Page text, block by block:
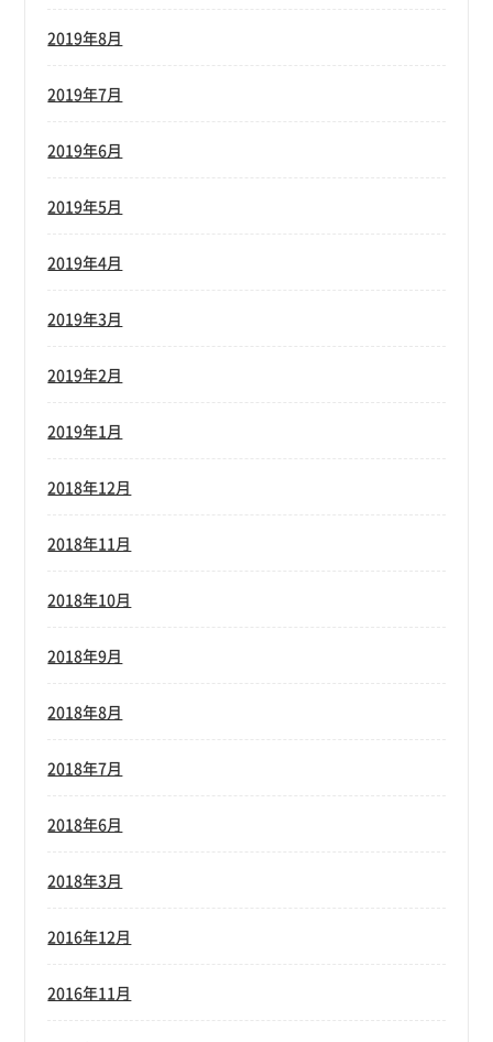
2019年8月
2019年7月
2019年6月
2019年5月
2019年4月
2019年3月
2019年2月
2019年1月
2018年12月
2018年11月
2018年10月
2018年9月
2018年8月
2018年7月
2018年6月
2018年3月
2016年12月
2016年11月